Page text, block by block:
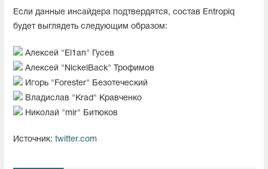
Если данные инсайдера подтвердятся, состав Entropiq
будет выглядеть следующим образом:
Алексей "El1an" Гусев
Алексей "NickelBack" Трофимов
Игорь "Forester" Безотеческий
Владислав "Krad" Кравченко
Николай "mir" Битюков
Источник: twitter.com